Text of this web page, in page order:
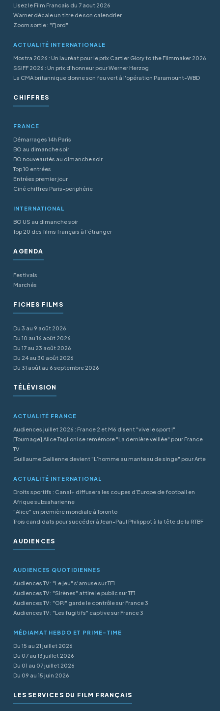
Lisez le Film Francais du 7 aout 2026
Warner décale un titre de son calendrier
Zoom sortie : "Fjord"
ACTUALITÉ INTERNATIONALE
Mostra 2026 : Un lauréat pour le prix Cartier Glory to the Filmmaker 2026
SSIFF 2026 : Un prix d’honneur pour Werner Herzog
La CMA britannique donne son feu vert à l'opération Paramount-WBD
CHIFFRES
FRANCE
Démarrages 14h Paris
BO au dimanche soir
BO nouveautés au dimanche soir
Top 10 entrées
Entrées premier jour
Ciné chiffres Paris-periphérie
INTERNATIONAL
BO US au dimanche soir
Top 20 des films français à l’étranger
AGENDA
Festivals
Marchés
FICHES FILMS
Du 3 au 9 août 2026
Du 10 au 16 août 2026
Du 17 au 23 août 2026
Du 24 au 30 août 2026
Du 31 août au 6 septembre 2026
TÉLÉVISION
ACTUALITÉ FRANCE
Audiences juillet 2026 : France 2 et M6 disent "vive le sport !"
[Tournage] Alice Taglioni se remémore "La dernière veillée" pour France
TV
Guillaume Gallienne devient "L’homme au manteau de singe" pour Arte
ACTUALITÉ INTERNATIONAL
Droits sportifs : Canal+ diffusera les coupes d’Europe de football en
Afrique subsaharienne
"Alice" en première mondiale à Toronto
Trois candidats pour succéder à Jean-Paul Philippot à la tête de la RTBF
AUDIENCES
AUDIENCES QUOTIDIENNES
Audiences TV : "Le jeu" s'amuse sur TF1
Audiences TV : "Sirènes" attire le public sur TF1
Audiences TV : "OPJ" garde le contrôle sur France 3
Audiences TV : "Les fugitifs" captive sur France 3
MÉDIAMAT HEBDO ET PRIME-TIME
Du 15 au 21 juillet 2026
Du 07 au 13 juillet 2026
Du 01 au 07 juillet 2026
Du 09 au 15 juin 2026
LES SERVICES DU FILM FRANÇAIS